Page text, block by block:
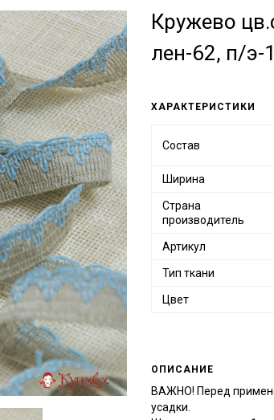
Кружево
лен-62, п/э-
ХАРАКТЕРИСТИКИ
Состав
Ширина
Страна
производитель
Артикул
Тип ткани
Цвет
ОПИСАНИЕ
ВАЖНО! Перед
усадки.